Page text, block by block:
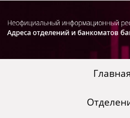
Главная